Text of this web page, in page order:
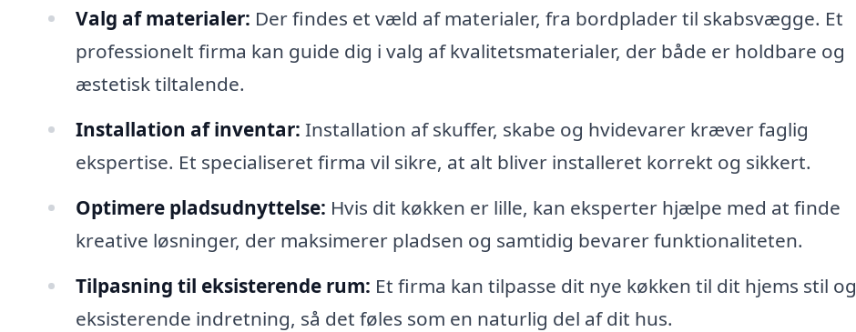
Valg af materialer: Der findes et væld af materialer, fra bordplader til skabsvægge. Et
professionelt firma kan guide dig i valg af kvalitetsmaterialer, der både er holdbare og
æstetisk tiltalende.
Installation af inventar: Installation af skuffer, skabe og hvidevarer kræver faglig
ekspertise. Et specialiseret firma vil sikre, at alt bliver installeret korrekt og sikkert.
Optimere pladsudnyttelse: Hvis dit køkken er lille, kan eksperter hjælpe med at finde
kreative løsninger, der maksimerer pladsen og samtidig bevarer funktionaliteten.
Tilpasning til eksisterende rum: Et firma kan tilpasse dit nye køkken til dit hjems stil og
eksisterende indretning, så det føles som en naturlig del af dit hus.